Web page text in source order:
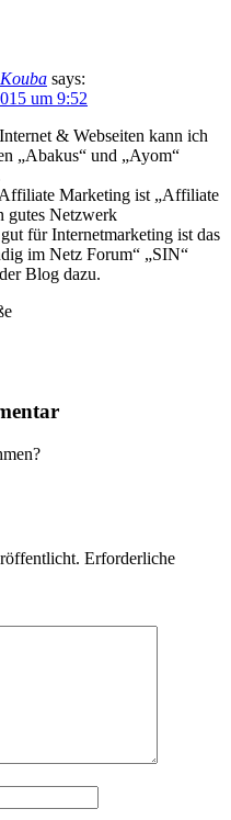
says:
um 9:52
& Webseiten kann ich
„Abakus“ und „Ayom“
Marketing ist „Affiliate
gutes Netzwerk
für Internetmarketing ist das
im Netz Forum“ „SIN“
Blog dazu.
Erforderliche